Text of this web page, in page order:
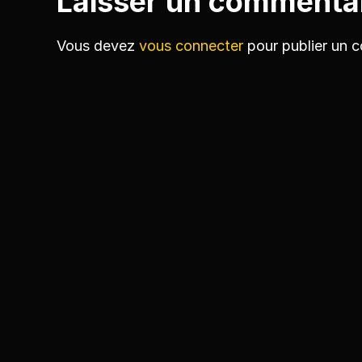
Vous devez vous connecter pour publier un